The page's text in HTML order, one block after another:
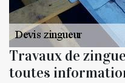
Travaux de
toutes